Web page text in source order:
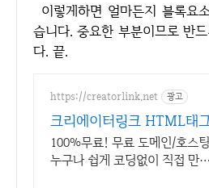
이렇게하면 얼마든지 블록요소를 가로 정렬할 수 있
습니다. 중요한 부분이므로 반
다. 끝.
https://creatorlink.net 광고
크리에이터링크 HTML태그
100%무료! 무료 도메인/호스
누구나 쉽게 코딩없이 직접 만드